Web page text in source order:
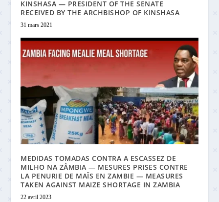
KINSHASA — PRESIDENT OF THE SENATE
RECEIVED BY THE ARCHBISHOP OF KINSHASA
31 mars 2021
MEDIDAS TOMADAS CONTRA A ESCASSEZ DE
MILHO NA ZÂMBIA — MESURES PRISES CONTRE
LA PENURIE DE MAÏS EN ZAMBIE — MEASURES
TAKEN AGAINST MAIZE SHORTAGE IN ZAMBIA
22 avril 2023